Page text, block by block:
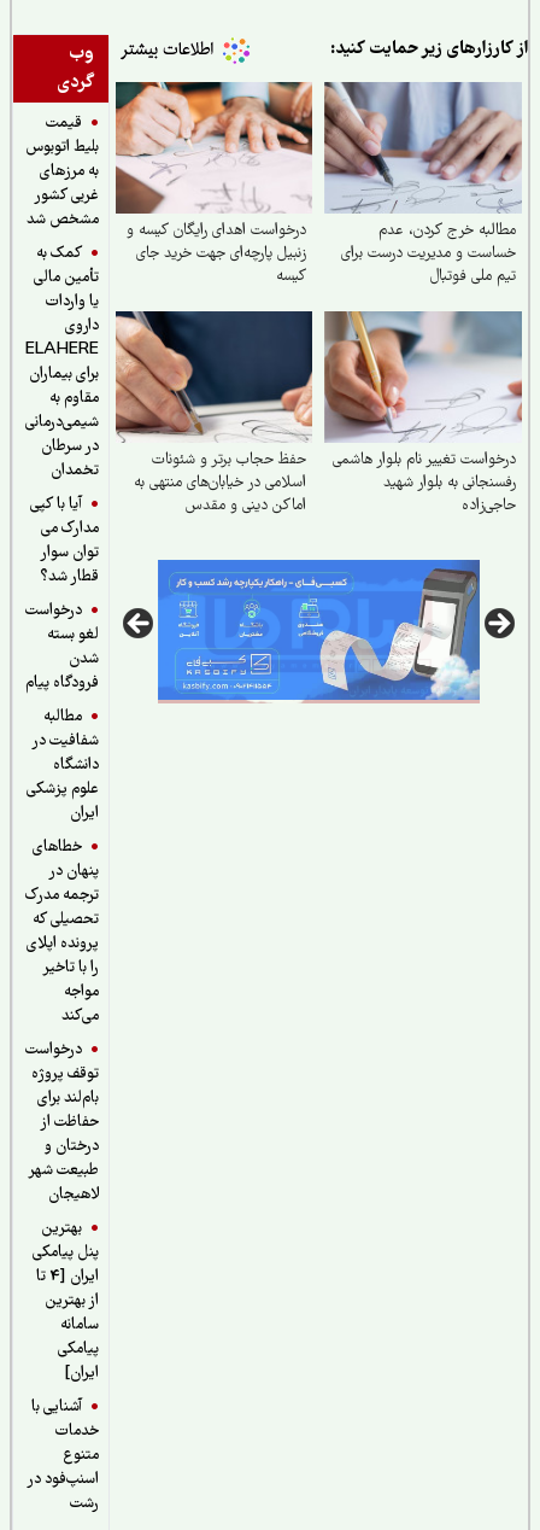
وب
گردی
قیمت
بلیط اتوبوس
به مرزهای
غربی کشور
مشخص شد
کمک به
تأمین مالی
یا واردات
داروی
ELAHERE
برای بیماران
مقاوم به
شیمی‌درمانی
در سرطان
تخمدان
آیا با کپی
مدارک می
توان سوار
قطار شد؟
درخواست
لغو بسته
فرودگاه پیام
مطالبه
شفافیت در
دانشگاه
علوم پزشکی
خطاهای
پنهان در
ترجمه مدرک
تحصیلی که
پرونده اپلای
را با تاخیر
درخواست
توقف پروژه
بام‌لند برای
حفاظت از
درختان و
طبیعت شهر
لاهیجان
بهترین
پنل پیامکی
ایران [4 تا
از بهترین
سامانه
پیامکی
آشنایی با
خدمات
اسنپ‌فود در
زیر حمایت کنید:
خرج کردن، عدم
و مدیریت درست برای
ملی فوتبال
درخواست اهدای رایگان کیسه و
زنبیل پارچه‌ای جهت خرید جای
تغییر نام بلوار هاشمی
به بلوار شهید
حفظ حجاب برتر و شئونات
اسلامی در خیابان‌های منتهی به
اماکن دینی و مقدس